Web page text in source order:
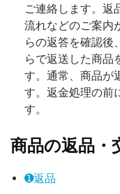
ご連絡します。返
流れなどのご案内
らの返答を確認後
らで返送した商品
す。通常、商品が
す。返金処理の前
す。
商品の返品・
➊返品